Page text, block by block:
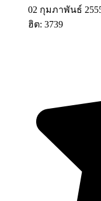
02 กุมภาพันธ์
ฮิต: 3739